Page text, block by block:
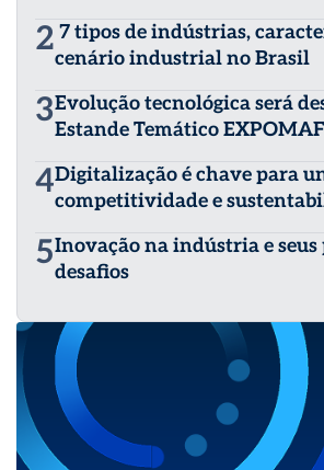
2 7 tipos de indústrias,
cenário industrial no Brasil
3Evolução tecnológica será
Estande Temático
4Digitalização é chave para
competitividade e
5Inovação na indústria e
desafios